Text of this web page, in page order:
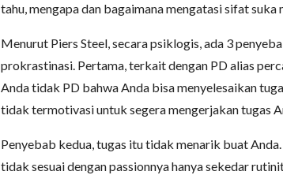
tahu, mengapa dan bagaimana mengatasi sifat
Menurut Piers Steel, secara psiklogis, ada 3
prokrastinasi. Pertama, terkait dengan PD alias
Anda tidak PD bahwa Anda bisa menyelesaikan
tidak termotivasi untuk segera mengerjakan tugas
Penyebab kedua, tugas itu tidak menarik buat
tidak sesuai dengan passionnya hanya sekedar